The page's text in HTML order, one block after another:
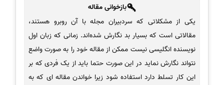
بازخوانی مقاله
یکی از مشکلاتی که سردبیران مجله با آن روبرو هستند،
مقالاتی است که بسیار بد نگارش شده‌اند. زمانی که زبان اول
نویسنده انگلیسی نیست ممکن از مقاله خود را به صورت واضع
نتواند نگارش نماید در این صورت حتما باید از یک فردی که بر
این کار تسلط دارد استفاده شود زیرا خواندن مقاله ای که به